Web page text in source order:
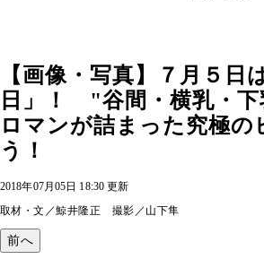
【画像・写真】７月５日
日」！ "谷間・横乳・
ロマンが詰まった究極の
う！
2018年07月05日 18:30 更新
取材・文／鯨井隆正 撮影／山下隼
前へ